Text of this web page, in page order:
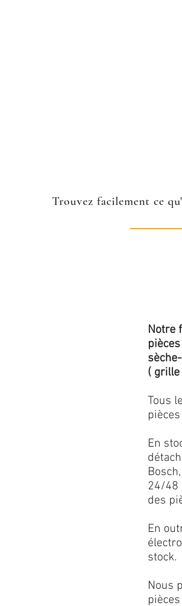
Trouvez facilement ce
Notre
( grille
Tous
En
24/48
des
En
stock.
Nous